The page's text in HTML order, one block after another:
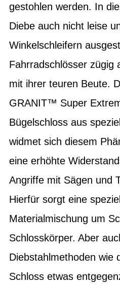
gestohlen werden. In
Diebe auch nicht leise
Winkelschleifern
Fahrradschlösser zügig
mit ihrer teuren Beute.
GRANIT™ Super
Bügelschloss aus
widmet sich diesem
eine erhöhte
Angriffe mit Sägen und
Hierfür sorgt eine
Materialmischung um
Schlosskörper. Aber
Diebstahlmethoden wie
Schloss etwas